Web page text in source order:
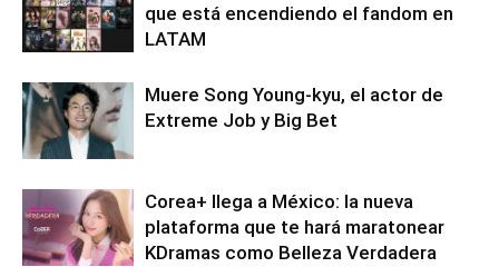
que está encendiendo el fandom en
LATAM
Muere Song Young-kyu, el actor de
Extreme Job y Big Bet
Corea+ llega a México: la nueva
plataforma que te hará maratonear
KDramas como Belleza Verdadera